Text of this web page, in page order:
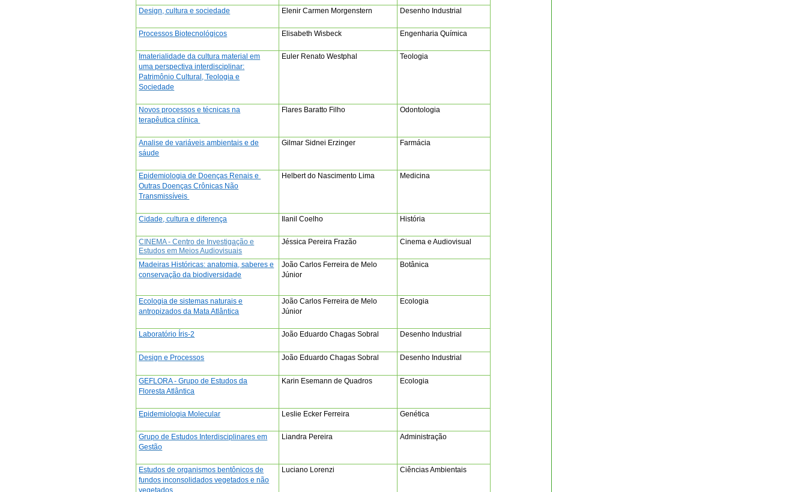
Design, cultura e sociedade Elenir Carmen Morgenstern Desenho Industrial
Processos Biotecnológicos Elisabeth Wisbeck Engenharia Química
Imaterialidade da cultura material em
uma perspectiva interdisciplinar:
Patrimônio Cultural, Teologia e
Sociedade
Euler Renato Westphal Teologia
Novos processos e técnicas na
terapêutica clínica
Flares Baratto Filho Odontologia
Analise de variáveis ambientais e de
sáude
Gilmar Sidnei Erzinger Farmácia
Epidemiologia de Doenças Renais e
Outras Doenças Crônicas Não
Transmissíveis
Helbert do Nascimento Lima Medicina
Cidade, cultura e diferença Ilanil Coelho História
CINEMA - Centro de Investigação e
Estudos em Meios Audiovisuais
Jéssica Pereira Frazão Cinema e Audiovisual
Madeiras Históricas: anatomia, saberes e
conservação da biodiversidade
João Carlos Ferreira de Melo
Júnior
Botânica
Ecologia de sistemas naturais e
antropizados da Mata Atlântica
João Carlos Ferreira de Melo
Júnior
Ecologia
Laboratório Íris-2 João Eduardo Chagas Sobral Desenho Industrial
Design e Processos João Eduardo Chagas Sobral Desenho Industrial
GEFLORA - Grupo de Estudos da
Floresta Atlântica
Karin Esemann de Quadros Ecologia
Epidemiologia Molecular Leslie Ecker Ferreira Genética
Grupo de Estudos Interdisciplinares em
Gestão
Liandra Pereira Administração
Estudos de organismos bentônicos de
fundos inconsolidados vegetados e não
Luciano Lorenzi Ciências Ambientais